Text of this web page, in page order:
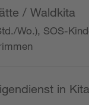
/ Waldkita
Wo.), SOS-
in